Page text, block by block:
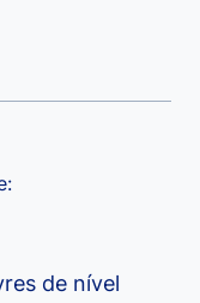
de nível